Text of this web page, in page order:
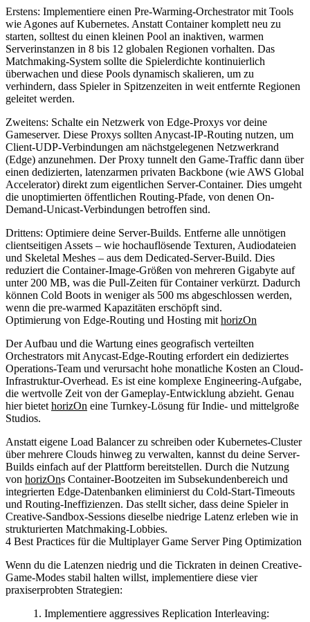
Erstens: Implementiere einen Pre-Warming-Orchestrator mit Tools
wie Agones auf Kubernetes. Anstatt Container komplett neu zu
starten, solltest du einen kleinen Pool an inaktiven, warmen
Serverinstanzen in 8 bis 12 globalen Regionen vorhalten. Das
Matchmaking-System sollte die Spielerdichte kontinuierlich
überwachen und diese Pools dynamisch skalieren, um zu
verhindern, dass Spieler in Spitzenzeiten in weit entfernte Regionen
geleitet werden.
Zweitens: Schalte ein Netzwerk von Edge-Proxys vor deine
Gameserver. Diese Proxys sollten Anycast-IP-Routing nutzen, um
Client-UDP-Verbindungen am nächstgelegenen Netzwerkrand
(Edge) anzunehmen. Der Proxy tunnelt den Game-Traffic dann über
einen dedizierten, latenzarmen privaten Backbone (wie AWS Global
Accelerator) direkt zum eigentlichen Server-Container. Dies umgeht
die unoptimierten öffentlichen Routing-Pfade, von denen On-
Demand-Unicast-Verbindungen betroffen sind.
Drittens: Optimiere deine Server-Builds. Entferne alle unnötigen
clientseitigen Assets – wie hochauflösende Texturen, Audiodateien
und Skeletal Meshes – aus dem Dedicated-Server-Build. Dies
reduziert die Container-Image-Größen von mehreren Gigabyte auf
unter 200 MB, was die Pull-Zeiten für Container verkürzt. Dadurch
können Cold Boots in weniger als 500 ms abgeschlossen werden,
wenn die pre-warmed Kapazitäten erschöpft sind.
Optimierung von Edge-Routing und Hosting mithorizOn
Der Aufbau und die Wartung eines geografisch verteilten
Orchestrators mit Anycast-Edge-Routing erfordert ein dediziertes
Operations-Team und verursacht hohe monatliche Kosten an Cloud-
Infrastruktur-Overhead. Es ist eine komplexe Engineering-Aufgabe,
die wertvolle Zeit von der Gameplay-Entwicklung abzieht. Genau
hier bietethorizOn eine Turnkey-Lösung für Indie- und mittelgroße
Studios.
Anstatt eigene Load Balancer zu schreiben oder Kubernetes-Cluster
über mehrere Clouds hinweg zu verwalten, kannst du deine Server-
Builds einfach auf der Plattform bereitstellen. Durch die Nutzung
von horizOns Container-Bootzeiten im Subsekundenbereich und
integrierten Edge-Datenbanken eliminierst du Cold-Start-Timeouts
und Routing-Ineffizienzen. Das stellt sicher, dass deine Spieler in
Creative-Sandbox-Sessions dieselbe niedrige Latenz erleben wie in
strukturierten Matchmaking-Lobbies.
4 Best Practices für die Multiplayer Game Server Ping Optimization
Wenn du die Latenzen niedrig und die Tickraten in deinen Creative-
Game-Modes stabil halten willst, implementiere diese vier
praxiserprobten Strategien:
Implementiere aggressives Replication Interleaving: